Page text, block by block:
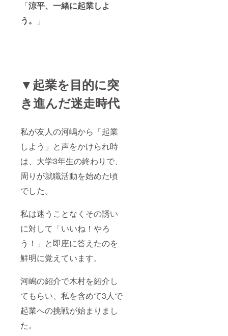
「涼平、一緒に起業しよ
う。
」
▼起業を目的に突
き進んだ迷走時代
私が友人の河嶋から「起業
しよう」と声をかけられ時
は、大学3年生の終わりで、
周りが就職活動を始めた頃
でした。
私は迷うことなくその誘い
に対して「いいね！やろ
う！」と即座に答えたのを
鮮明に覚えています。
河嶋の紹介で木村を紹介し
てもらい、私を含めて3人で
起業への挑戦が始まりまし
た。